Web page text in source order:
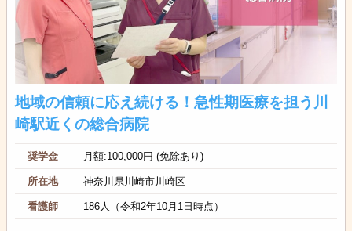
地域の信頼に応え続ける！急性期医療を担う川
崎駅近くの総合病院
奨学金 月額:100,000円 (免除あり)
所在地 神奈川県川崎市川崎区
看護師 186人（令和2年10月1日時点）